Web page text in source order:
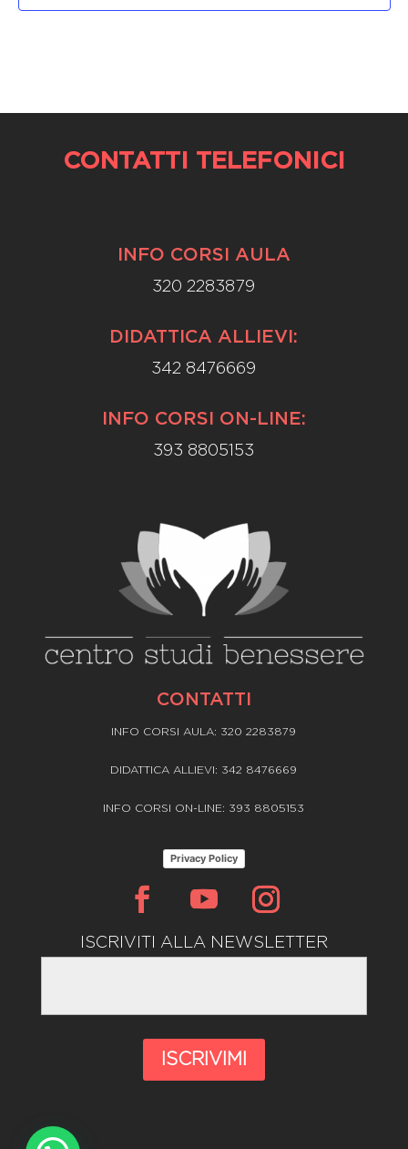
CONTATTI TELEFONICI
INFO CORSI AULA
320 2283879
DIDATTICA ALLIEVI:
342 8476669
INFO CORSI ON-LINE:
393 8805153
CONTATTI
INFO CORSI AULA: 320 2283879
DIDATTICA ALLIEVI: 342 8476669
INFO CORSI ON-LINE: 393 8805153
Privacy Policy
ISCRIVITI ALLA NEWSLETTER